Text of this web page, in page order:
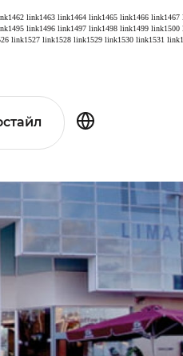
link1463 link1464 link1465 link1466 link1467
link1496 link1497 link1498 link1499 link1500
link1527 link1528 link1529 link1530 link1531